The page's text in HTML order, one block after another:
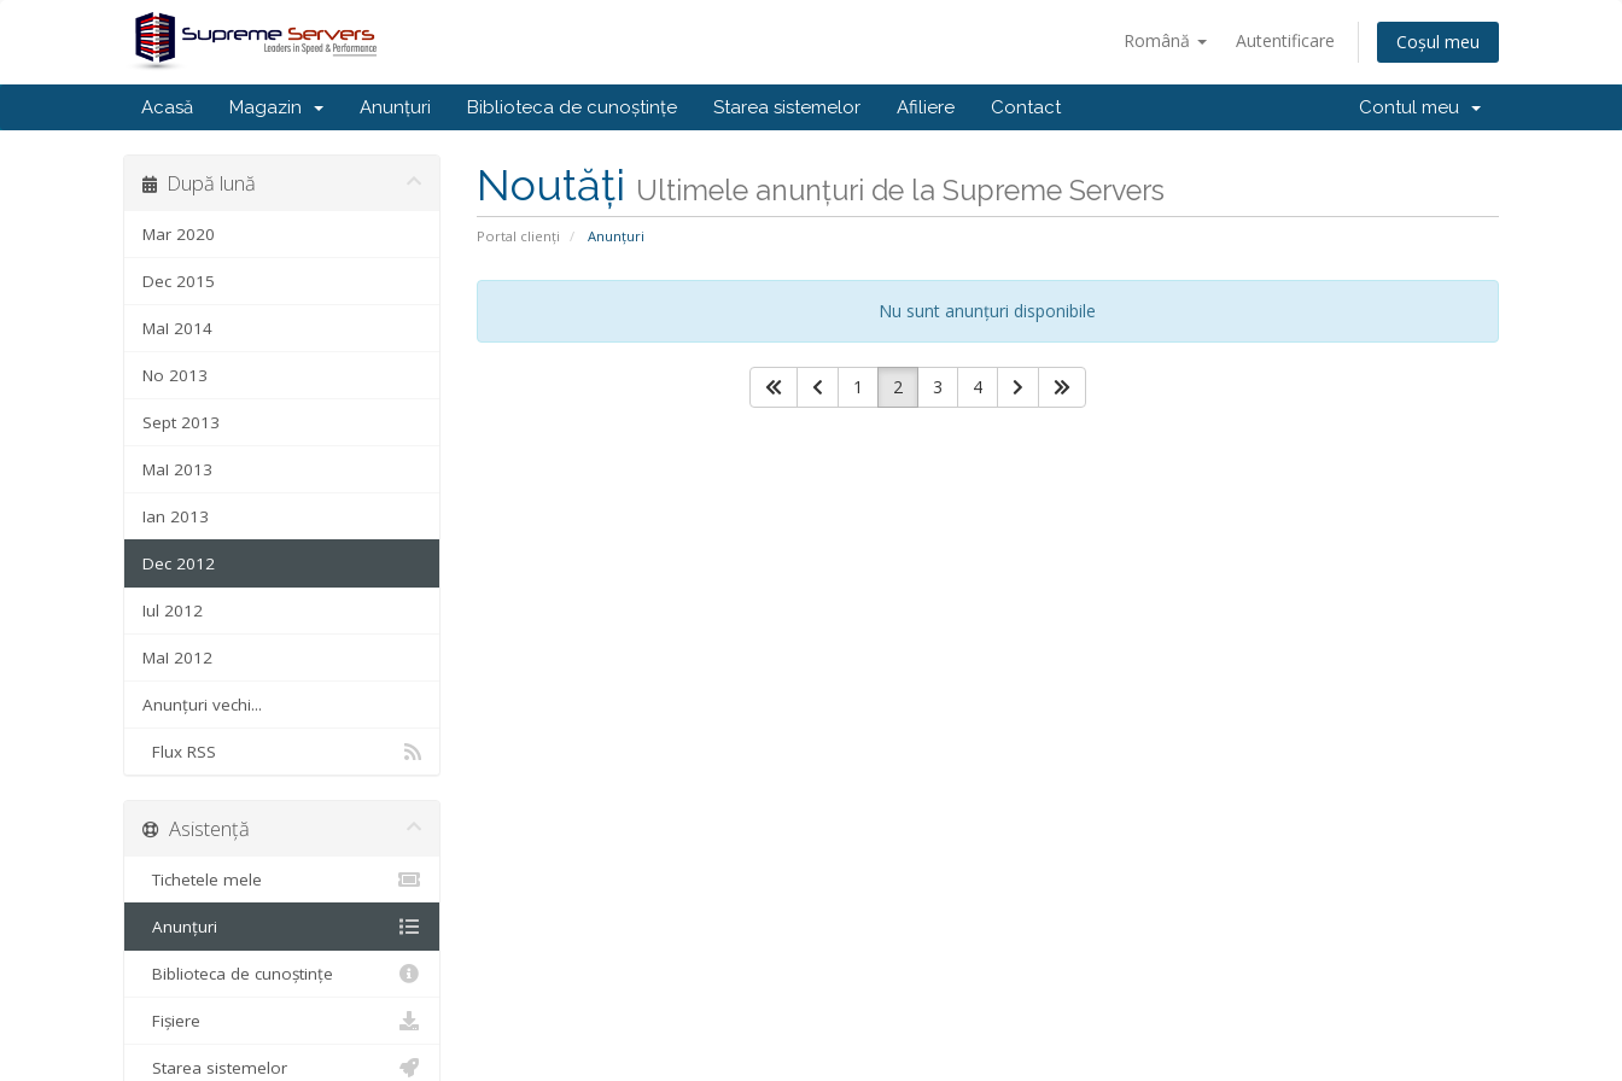
Română Autentificare Coșul meu
Acasă Magazin Anunțuri Biblioteca de cunoștințe Starea sistemelor Afiliere Contact Contul meu
Noutăți Ultimele anunțuri de la Supreme Servers
Portal clienți Anunțuri
După lună
Mar 2020
Dec 2015
MaI 2014
No 2013
Sept 2013
MaI 2013
Ian 2013
Dec 2012
Iul 2012
MaI 2012
Anunțuri vechi...
Flux RSS
Nu sunt anunțuri disponibile
1 2 3 4
Asistență
Tichetele mele
Anunțuri
Biblioteca de cunoștințe
Fișiere
Starea sistemelor